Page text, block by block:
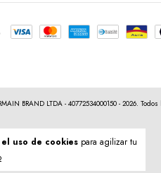
uso de cookies para agilizar tu
BRAND LTDA - 40772534000150 - 2026.